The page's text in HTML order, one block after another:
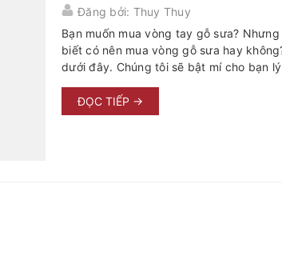
Đăng bởi: Thuy Thuy
Bạn muốn mua vòng tay gỗ sưa?
biết có nên mua vòng gỗ sưa hay
dưới đây. Chúng tôi sẽ bật mí cho bạn
thiếu được . Tuy nhiên để có thể mua
phải ai cũng có thể lựa chọn được .
ĐỌC TIẾP →